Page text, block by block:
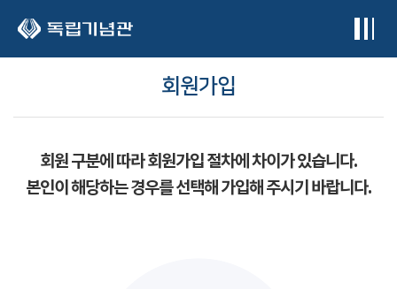
회원가입
회원 구분에 따라 회원가입 절차에 차이가 있습니다.
본인이 해당하는 경우를 선택해 가입해 주시기 바랍니다.